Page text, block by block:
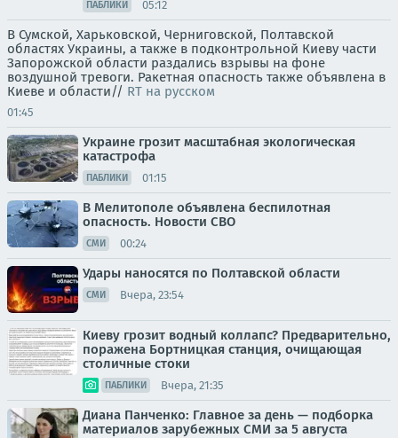
ПАБЛИКИ 05:12
В Сумской, Харьковской, Черниговской, Полтавской
областях Украины, а также в подконтрольной Киеву части
Запорожской области раздались взрывы на фоне
воздушной тревоги. Ракетная опасность также объявлена в
Киеве и области// RT на русском
01:45
Украине грозит масштабная экологическая
катастрофа
ПАБЛИКИ 01:15
В Мелитополе объявлена беспилотная
опасность. Новости СВО
СМИ 00:24
Удары наносятся по Полтавской области
СМИ Вчера, 23:54
Киеву грозит водный коллапс? Предварительно,
поражена Бортницкая станция, очищающая
столичные стоки
ПАБЛИКИ Вчера, 21:35
Диана Панченко: Главное за день — подборка
материалов зарубежных СМИ за 5 августа